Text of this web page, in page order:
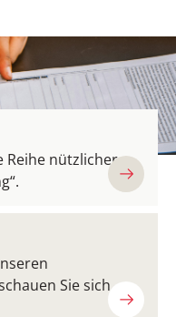
Reihe nützlicher
Sie sich